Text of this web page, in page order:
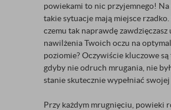
powiekami to nic przyjemnego! Na
takie sytuacje mają miejsce rzadko.
czemu tak naprawdę
nawilżenia Twoich oczu na
poziomie? Oczywiście kluczowe są
gdyby nie odruch mrugania, nie
stanie skutecznie wypełniać
Przy każdym mrugnięciu, powieki